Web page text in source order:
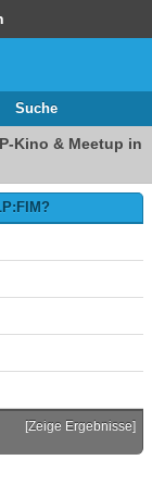
Suche
Kino & Meetup in
[Zeige Ergebnisse]